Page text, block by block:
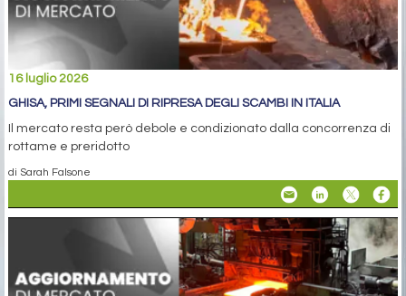
16 luglio 2026
GHISA, PRIMI SEGNALI DI RIPRESA DEGLI SCAMBI IN ITALIA
Il mercato resta però debole e condizionato dalla concorrenza di
rottame e preridotto
di Sarah Falsone